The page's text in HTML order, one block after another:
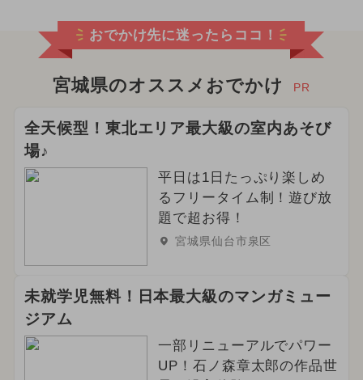
おでかけ先に迷ったらココ！
宮城県のオススメおでかけ PR
全天候型！東北エリア最大級の室内あそび
場♪
平日は1日たっぷり楽しめ
るフリータイム制！遊び放
題で超お得！
宮城県仙台市泉区
未就学児無料！日本最大級のマンガミュー
ジアム
一部リニューアルでパワー
UP！石ノ森章太郎の作品世